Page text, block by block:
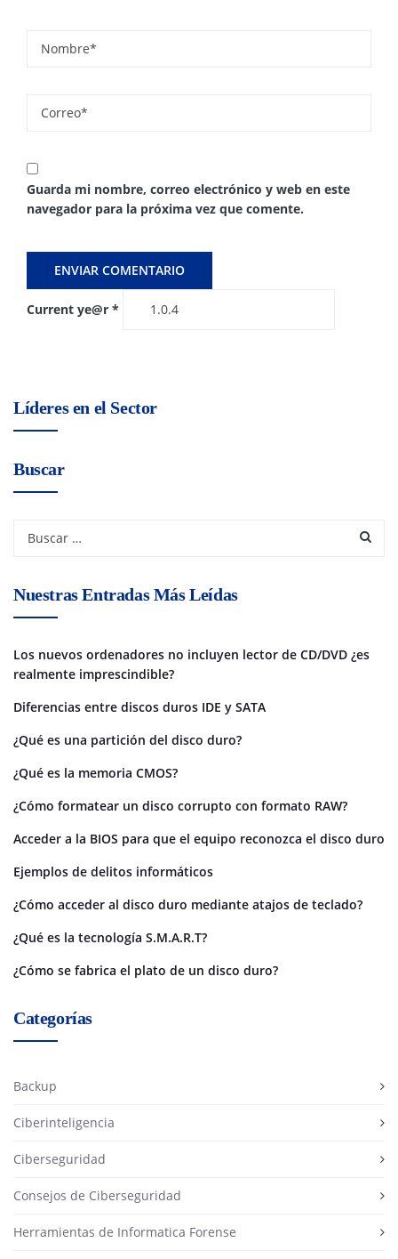
Guarda mi nombre, correo electrónico y web en este
navegador para la próxima vez que comente.
Current ye@r *
Líderes en el Sector
Buscar
Nuestras Entradas Más Leídas
Los nuevos ordenadores no incluyen lector de CD/DVD ¿es
realmente imprescindible?
Diferencias entre discos duros IDE y SATA
¿Qué es una partición del disco duro?
¿Qué es la memoria CMOS?
¿Cómo formatear un disco corrupto con formato RAW?
Acceder a la BIOS para que el equipo reconozca el disco duro
Ejemplos de delitos informáticos
¿Cómo acceder al disco duro mediante atajos de teclado?
¿Qué es la tecnología S.M.A.R.T?
¿Cómo se fabrica el plato de un disco duro?
Categorías
Backup
Ciberinteligencia
Ciberseguridad
Consejos de Ciberseguridad
Herramientas de Informatica Forense